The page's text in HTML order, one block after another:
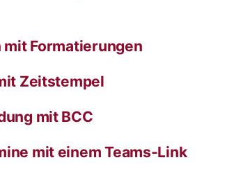
mit Formatierungen
Zeitstempel
mit BCC
mit einem Teams-Link